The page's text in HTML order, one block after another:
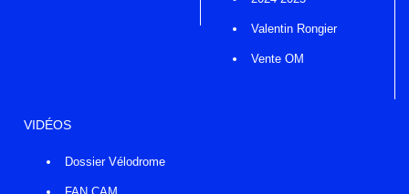
Valentin Rongier
Vente OM
VIDÉOS
Dossier Vélodrome